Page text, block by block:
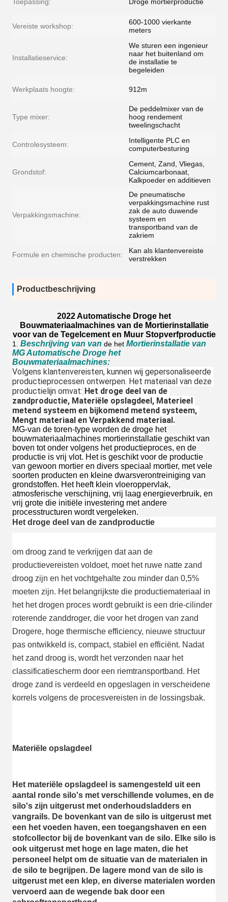
Vereiste workshop:
600-1000 vierkante
meters
Installatieservice:
We sturen een ingenieur
naar het buitenland om
de installatie te
begeleiden
Werkplaats hoogte: 912m
Type mixer:
De peddelmixer van de
hoog rendement
tweelingschacht
Controlesysteem:
Intelligente PLC en
computerbesturing
Grondstof:
Cement, Zand, Vliegas,
Calciumcarbonaat,
Kalkpoeder en additieven
Verpakkingsmachine:
De pneumatische
verpakkingsmachine rust
zak de auto duwende
systeem en
transportband van de
zakriem
Formule en chemische producten:
Kan als klantenvereiste
verstrekken
Productbeschrijving
2022 Automatische Droge het
Bouwmateriaalmachines van de Mortierinstallatie
voor van de Tegelcement en Muur Stopverfproductie
1. Beschrijving van van de het Mortierinstallatie van
MG Automatische Droge het
Bouwmateriaalmachines:
Volgens klantenvereisten, kunnen wij gepersonaliseerde
productieprocessen ontwerpen. Het materiaal van deze
productielijn omvat: Het droge deel van de
zandproductie, Materiële opslagdeel, Materieel
metend systeem en bijkomend metend systeem,
Mengt materiaal en Verpakkend materiaal.
MG-van de toren-type worden de droge het
bouwmateriaalmachines mortierinstallatie geschikt van
boven tot onder volgens het productieproces, en de
productie is vrij vlot. Het is geschikt voor de productie
van gewoon mortier en divers speciaal mortier, met vele
soorten producten en kleine dwarsverontreiniging van
grondstoffen. Het heeft klein vloeroppervlak,
atmosferische verschijning, vrij laag energieverbruik, en
vrij grote die initiële investering met andere
processtructuren wordt vergeleken.
Het droge deel van de zandproductie
om droog zand te verkrijgen dat aan de
productievereisten voldoet, moet het ruwe natte zand
droog zijn en het vochtgehalte zou minder dan 0,5%
moeten zijn. Het belangrijkste die productiemateriaal in
het het drogen proces wordt gebruikt is een drie-cilinder
roterende zanddroger, die voor het drogen van zand
Drogere, hoge thermische efficiency, nieuwe structuur
pas ontwikkeld is, compact, stabiel en efficiënt. Nadat
het zand droog is, wordt het verzonden naar het
classificatiescherm door een riemtransportband. Het
droge zand is verdeeld en opgeslagen in verscheidene
korrels volgens de procesvereisten in de lossingsbak.
Materiële opslagdeel
Het materiële opslagdeel is samengesteld uit een
aantal ronde silo's met verschillende volumes, en de
silo's zijn uitgerust met onderhoudsladders en
vangrails. De bovenkant van de silo is uitgerust met
een het voeden haven, een toegangshaven en een
stofcollector bij de bovenkant van de silo. Elke silo is
ook uitgerust met hoge en lage maten, die het
personeel helpt om de situatie van de materialen in
de silo te begrijpen. De lagere mond van de silo is
uitgerust met een klep, en diverse materialen worden
vervoerd aan de wegende bak door een